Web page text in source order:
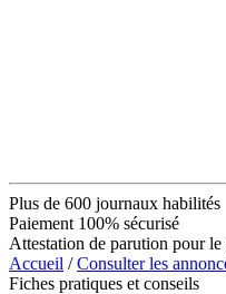
Plus de 600 journaux habilités
Paiement 100% sécurisé
Attestation de parution pour
Accueil /Consulter les
Fiches pratiques et conseils